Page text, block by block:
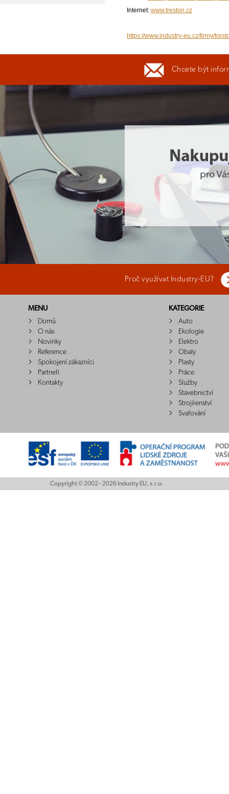
Internet: www.treston.cz
https://www.industry-eu.cz/firmy/
Chcete být
Proč využívat Industry-EU?
MENU
Domů
O nás
Novinky
Reference
Spokojení zákazníci
Partneři
Kontakty
KATEGORIE
Auto
Ekologie
Elektro
Obaly
Plasty
Práce
Služby
Stavebnictví
Strojírenství
Svařování
Copyright © 2002 - 2026 Industry EU, s.r.o.